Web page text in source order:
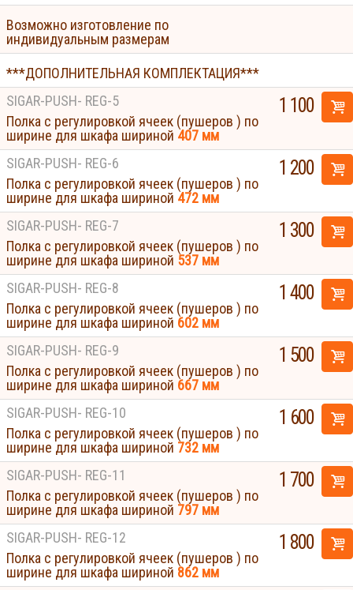
Возможно изготовление по
индивидуальным размерам
***ДОПОЛНИТЕЛЬНАЯ КОМПЛЕКТАЦИЯ***
SIGAR-PUSH- REG-5
Полка с регулировкой ячеек (пушеров ) по
ширине для шкафа шириной 407 мм
1 100
SIGAR-PUSH- REG-6
Полка с регулировкой ячеек (пушеров ) по
ширине для шкафа шириной 472 мм
1 200
SIGAR-PUSH- REG-7
Полка с регулировкой ячеек (пушеров ) по
ширине для шкафа шириной 537 мм
1 300
SIGAR-PUSH- REG-8
Полка с регулировкой ячеек (пушеров ) по
ширине для шкафа шириной 602 мм
1 400
SIGAR-PUSH- REG-9
Полка с регулировкой ячеек (пушеров ) по
ширине для шкафа шириной 667 мм
1 500
SIGAR-PUSH- REG-10
Полка с регулировкой ячеек (пушеров ) по
ширине для шкафа шириной 732 мм
1 600
SIGAR-PUSH- REG-11
Полка с регулировкой ячеек (пушеров ) по
ширине для шкафа шириной 797 мм
1 700
SIGAR-PUSH- REG-12
Полка с регулировкой ячеек (пушеров ) по
ширине для шкафа шириной 862 мм
1 800